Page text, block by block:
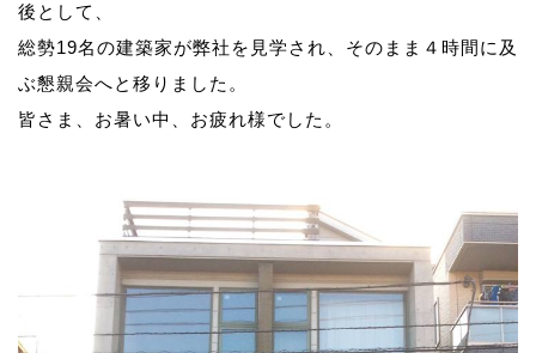
後として、
総勢19名の建築家が弊社を見学され、そのまま４時間に及
ぶ懇親会へと移りました。
皆さま、お暑い中、お疲れ様でした。